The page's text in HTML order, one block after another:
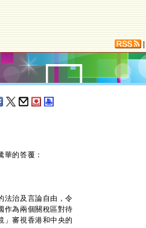
的答覆：
治及言論自由，令
作為兩個關稅區對待
」審視香港和中央的